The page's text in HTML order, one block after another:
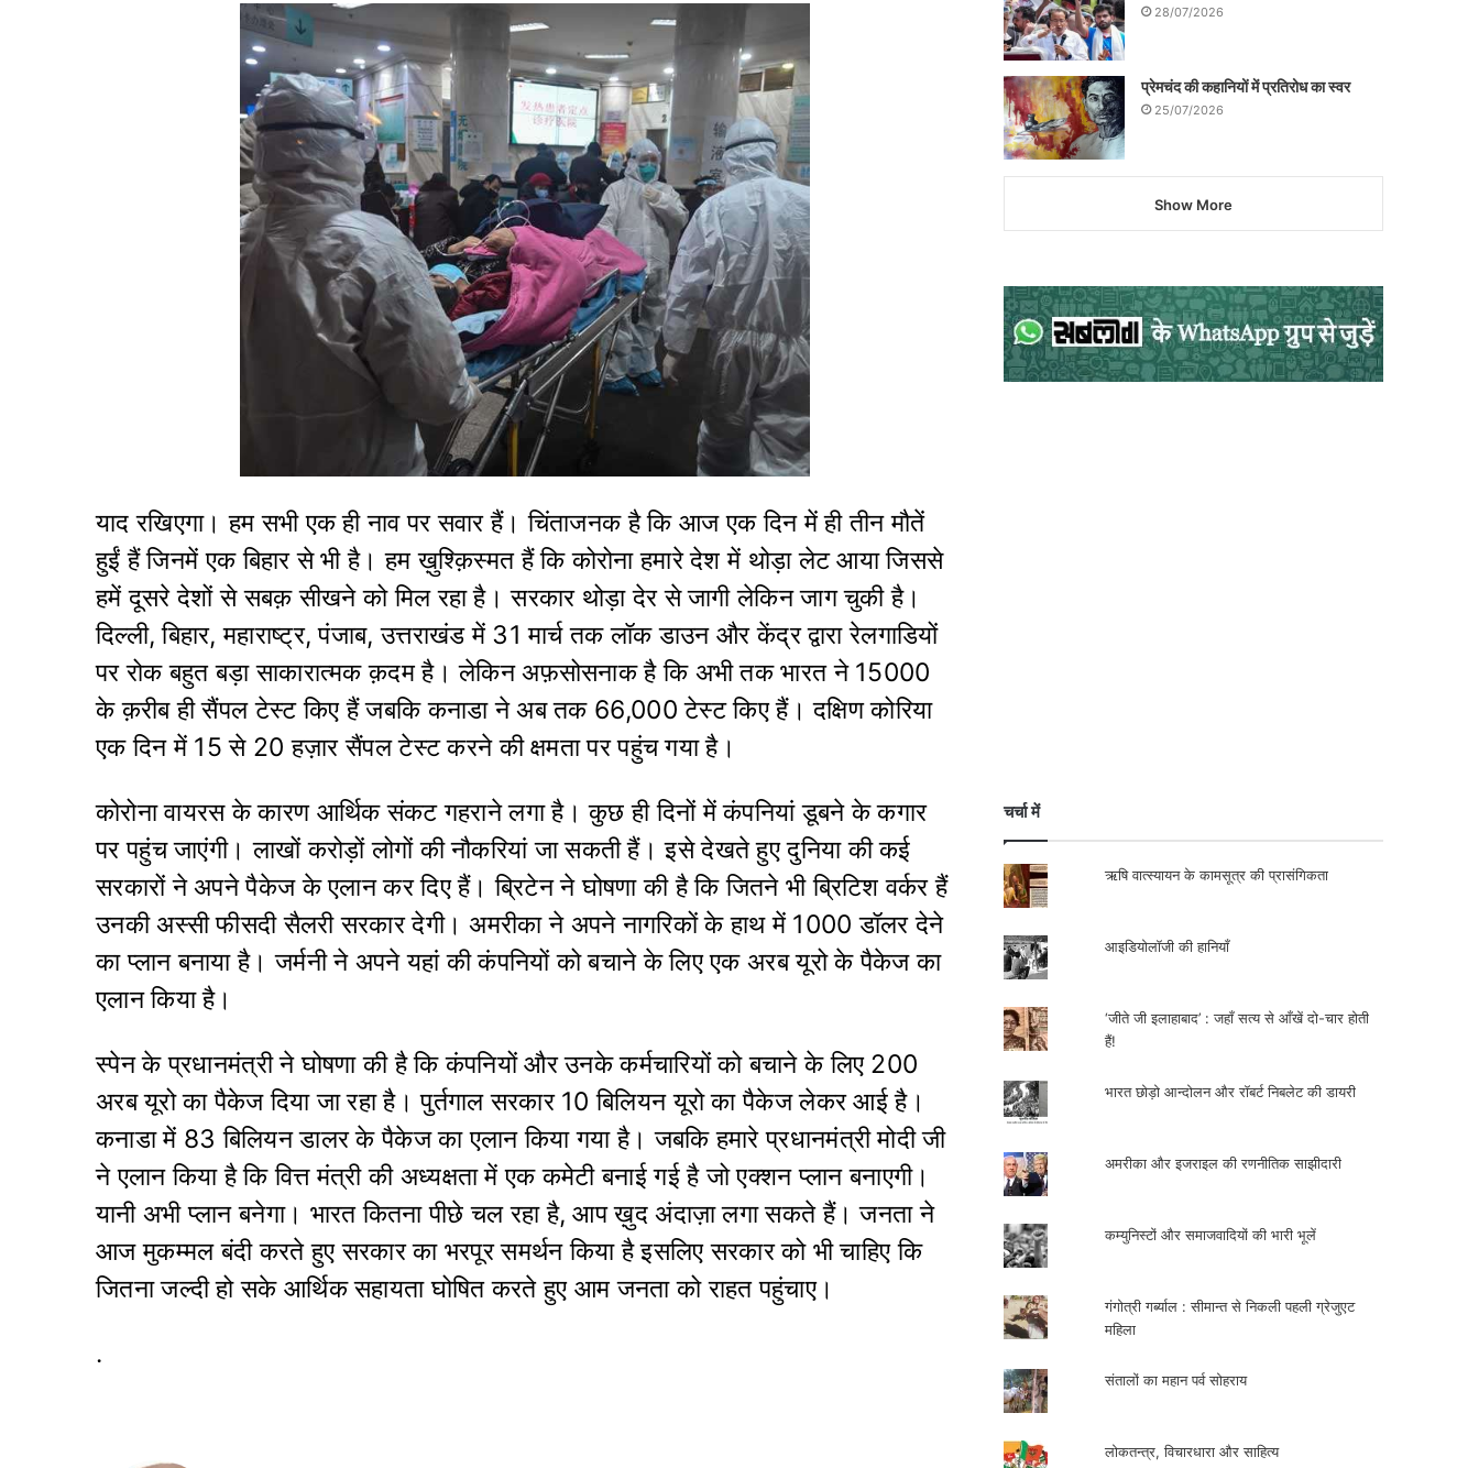
याद रखिएगा। हम सभी एक ही नाव पर सवार हैं। चिंताजनक है कि आज एक दिन में ही तीन मौतें
हुईं हैं जिनमें एक बिहार से भी है। हम ख़ुश्क़िस्मत हैं कि कोरोना हमारे देश में थोड़ा लेट आया जिससे
हमें दूसरे देशों से सबक़ सीखने को मिल रहा है। सरकार थोड़ा देर से जागी लेकिन जाग चुकी है।
दिल्ली, बिहार, महाराष्ट्र, पंजाब, उत्तराखंड में 31 मार्च तक लॉक डाउन और केंद्र द्वारा रेलगाडियों
पर रोक बहुत बड़ा साकारात्मक क़दम है। लेकिन अफ़सोसनाक है कि अभी तक भारत ने 15000
के क़रीब ही सैंपल टेस्ट किए हैं जबकि कनाडा ने अब तक 66,000 टेस्ट किए हैं। दक्षिण कोरिया
एक दिन में 15 से 20 हज़ार सैंपल टेस्ट करने की क्षमता पर पहुंच गया है।
कोरोना वायरस के कारण आर्थिक संकट गहराने लगा है। कुछ ही दिनों में कंपनियां डूबने के कगार
पर पहुंच जाएंगी। लाखों करोड़ों लोगों की नौकरियां जा सकती हैं। इसे देखते हुए दुनिया की कई
सरकारों ने अपने पैकेज के एलान कर दिए हैं। ब्रिटेन ने घोषणा की है कि जितने भी ब्रिटिश वर्कर हैं
उनकी अस्सी फीसदी सैलरी सरकार देगी। अमरीका ने अपने नागरिकों के हाथ में 1000 डॉलर देने
का प्लान बनाया है। जर्मनी ने अपने यहां की कंपनियों को बचाने के लिए एक अरब यूरो के पैकेज का
एलान किया है।
स्पेन के प्रधानमंत्री ने घोषणा की है कि कंपनियों और उनके कर्मचारियों को बचाने के लिए 200
अरब यूरो का पैकेज दिया जा रहा है। पुर्तगाल सरकार 10 बिलियन यूरो का पैकेज लेकर आई है।
कनाडा में 83 बिलियन डालर के पैकेज का एलान किया गया है। जबकि हमारे प्रधानमंत्री मोदी जी
ने एलान किया है कि वित्त मंत्री की अध्यक्षता में एक कमेटी बनाई गई है जो एक्शन प्लान बनाएगी।
यानी अभी प्लान बनेगा। भारत कितना पीछे चल रहा है, आप ख़ुद अंदाज़ा लगा सकते हैं। जनता ने
आज मुकम्मल बंदी करते हुए सरकार का भरपूर समर्थन किया है इसलिए सरकार को भी चाहिए कि
जितना जल्दी हो सके आर्थिक सहायता घोषित करते हुए आम जनता को राहत पहुंचाए।
.
28/07/2026
प्रेमचंद की कहानियों में प्रतिरोध का स्वर
25/07/2026
Show More
चर्चा में
ऋषि वात्स्यायन के कामसूत्र की प्रासंगिकता
आइडियोलॉजी की हानियाँ
‘जीते जी इलाहाबाद’ : जहाँ सत्य से आँखें दो-चार होती
हैं!
भारत छोड़ो आन्दोलन और रॉबर्ट निबलेट की डायरी
अमरीका और इजराइल की रणनीतिक साझीदारी
कम्युनिस्टों और समाजवादियों की भारी भूलें
गंगोत्री गर्ब्याल : सीमान्त से निकली पहली ग्रेजुएट
महिला
संतालों का महान पर्व सोहराय
लोकतन्त्र, विचारधारा और साहित्य